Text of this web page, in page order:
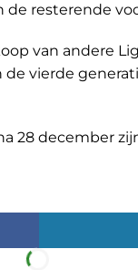
resterende
van andere
vierde
28 december